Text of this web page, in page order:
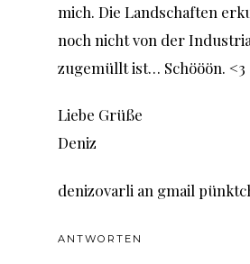
mich. Die Landschaften
noch nicht von der
zugemüllt ist… Schööön. <3
Liebe Grüße
Deniz
deniz0varli an gmail
ANTWORTEN